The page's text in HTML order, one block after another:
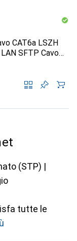
CAT6a LSZH
SFTP Cavo
Abgesc
(STP) |
tutte le